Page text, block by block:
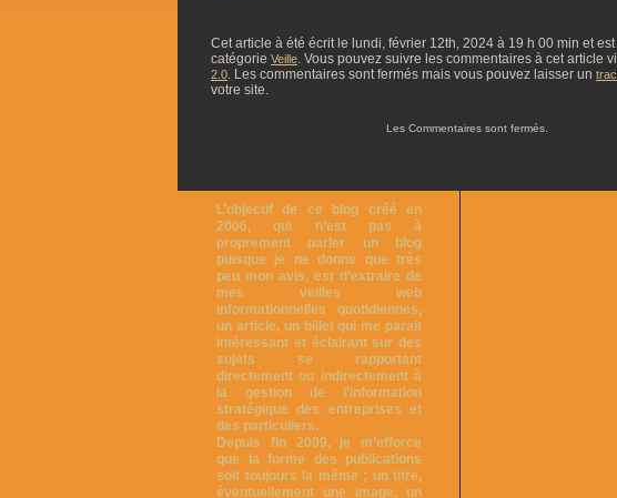
Cet article à été écrit le lundi, février 12th, 2024 à 19 h 00 min et
catégorie Veille. Vous pouvez suivre les commentaires à cet article
2.0. Les commentaires sont fermés mais vous pouvez laisser un
votre site.
Les Commentaires sont fermés.
L’objectif de ce blog créé en
2006, qui n’est pas à
proprement parler un blog
puisque je ne donne que très
peu mon avis, est d’extraire de
mes veilles web
informationnelles quotidiennes,
un article, un billet qui me parait
intéressant et éclairant sur des
sujets se rapportant
directement ou indirectement à
la gestion de l’information
stratégique des entreprises et
des particuliers.
Depuis fin 2009, je m’efforce
que la forme des publications
soit toujours la même ; un titre,
éventuellement une image, un